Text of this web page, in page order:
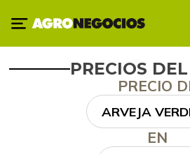
PRECIOS
PRECIO
ARVEJA
EN